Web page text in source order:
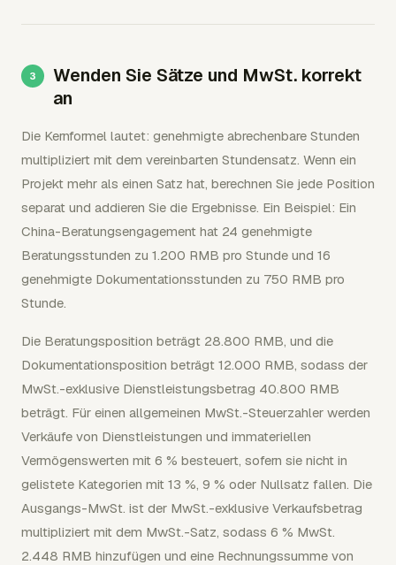
Wenden Sie Sätze und MwSt. korrekt
an
Die Kernformel lautet: genehmigte abrechenbare Stunden
multipliziert mit dem vereinbarten Stundensatz. Wenn ein
Projekt mehr als einen Satz hat, berechnen Sie jede Position
separat und addieren Sie die Ergebnisse. Ein Beispiel: Ein
China-Beratungsengagement hat 24 genehmigte
Beratungsstunden zu 1.200 RMB pro Stunde und 16
genehmigte Dokumentationsstunden zu 750 RMB pro
Stunde.
Die Beratungsposition beträgt 28.800 RMB, und die
Dokumentationsposition beträgt 12.000 RMB, sodass der
MwSt.-exklusive Dienstleistungsbetrag 40.800 RMB
beträgt. Für einen allgemeinen MwSt.-Steuerzahler werden
Verkäufe von Dienstleistungen und immateriellen
Vermögenswerten mit 6 % besteuert, sofern sie nicht in
gelistete Kategorien mit 13 %, 9 % oder Nullsatz fallen. Die
Ausgangs-MwSt. ist der MwSt.-exklusive Verkaufsbetrag
multipliziert mit dem MwSt.-Satz, sodass 6 % MwSt.
2.448 RMB hinzufügen und eine Rechnungssumme von